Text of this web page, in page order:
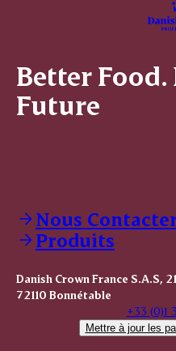
Better
Future
Nous
Produits
Danish Crown France S.A.S,
72110 Bonnétable
+33 (0)1
Mettre à jour les